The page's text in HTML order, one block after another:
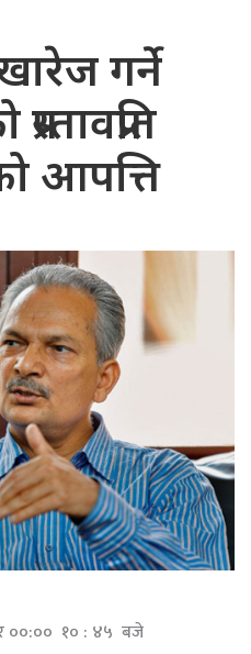
गर्ने
आपत्ति
००:०० १० : ४५ बजे